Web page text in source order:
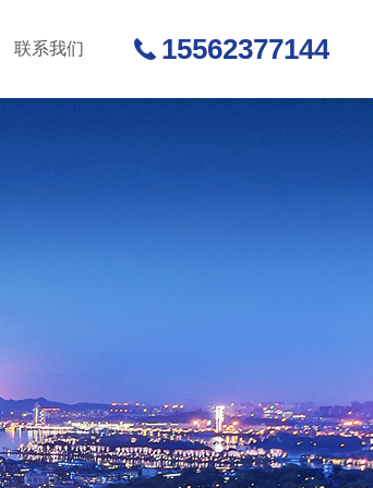
联系我们 15562377144